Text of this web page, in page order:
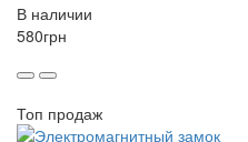
В наличии
580грн
Топ продаж